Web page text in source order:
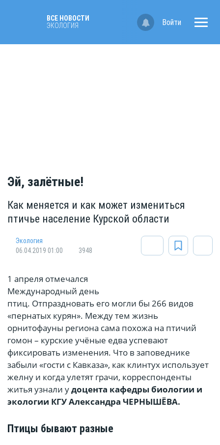
ВСЕ НОВОСТИ
ЭКОЛОГИЯ
Войти
Эй, залётные!
Как меняется и как может измениться
птичье население Курской области
Экология
06.04.2019 01:00
3948
1 апреля отмечался
Международный день
птиц. Отпраздновать его могли бы 266 видов
«пернатых курян». Между тем жизнь
орнитофауны региона сама похожа на птичий
гомон – курские учёные едва успевают
фиксировать изменения. Что в заповеднике
забыли «гости с Кавказа», как клинтух использует
желну и когда улетят грачи, корреспонденты
житья узнали удоцента кафедры биологии и
экологии КГУ Александра ЧЕРНЫШЁВА.
Птицы бывают разные